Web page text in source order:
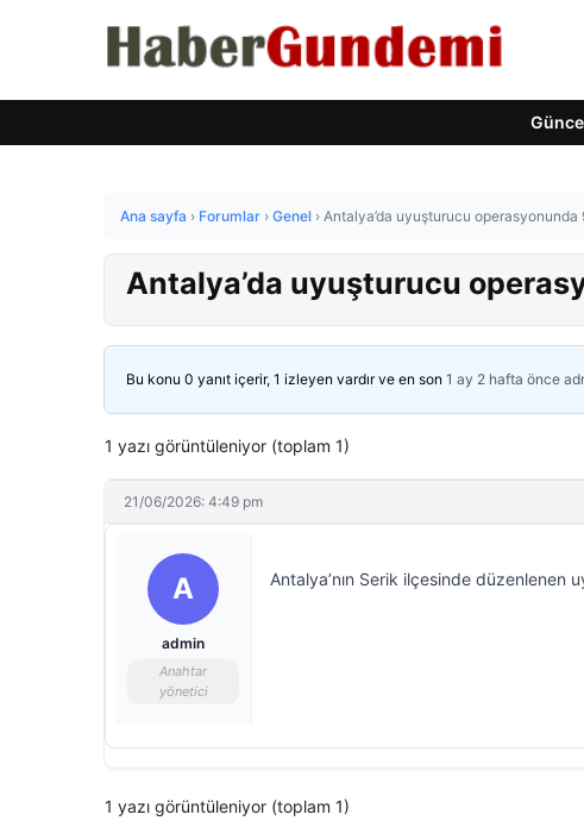
Ana sayfa › Forumlar › Genel › Antalya’da uyuşturucu operasyonunda
Antalya’da uyuşturucu
Bu konu 0 yanıt içerir, 1 izleyen vardır ve en son 1 ay 2 hafta önce
1 yazı görüntüleniyor (toplam 1)
21/06/2026: 4:49 pm
A
admin
Anahtar
yönetici
Antalya’nın Serik ilçesinde düzenlenen
1 yazı görüntüleniyor (toplam 1)